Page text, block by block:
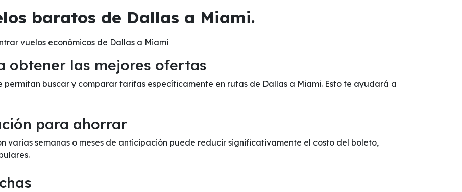
baratos de Dallas a Miami.
vuelos económicos de Dallas a Miami
obtener las mejores ofertas
permitan buscar y comparar tarifas específicamente en rutas de Dallas a Miami. Esto te ayudará a
para ahorrar
varias semanas o meses de anticipación puede reducir significativamente el costo del boleto,